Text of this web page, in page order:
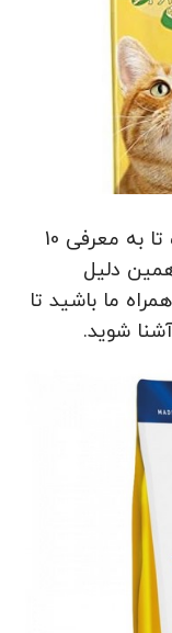
معرفی 10
همین دلیل
ما باشید تا
آشنا شوید.